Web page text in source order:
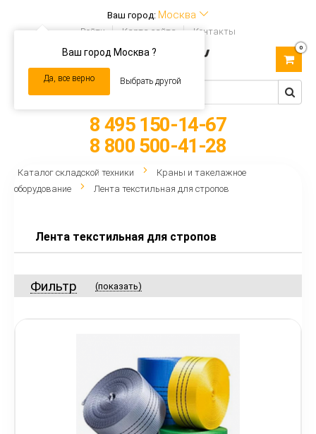
Ваш город: Москва
Ваш город Москва ?
Да, все верно Выбрать другой
Войти Карта сайта Контакты
navigation
0
8 495 150-14-67
8 800 500-41-28
Каталог складской техники
Краны и такелажное
оборудование
Лента текстильная для стропов
Лента текстильная для стропов
Фильтр (показать)